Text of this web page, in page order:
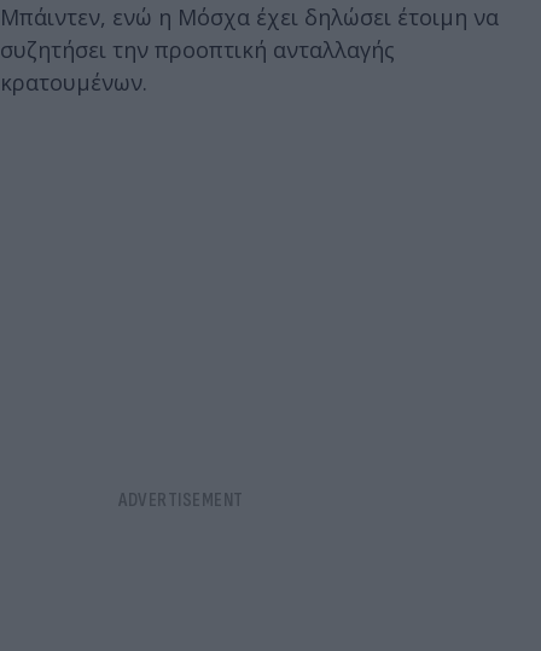
Μπάιντεν, ενώ η Μόσχα έχει δηλώσει έτοιμη να
συζητήσει την προοπτική ανταλλαγής
κρατουμένων.